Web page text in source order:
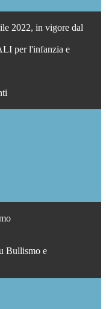
2022, in vigore dal
per l'infanzia e
Bullismo e